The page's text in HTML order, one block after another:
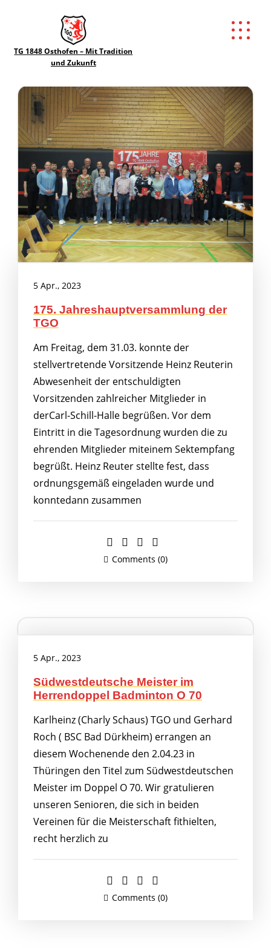
TG 1848 Osthofen – Mit Tradition
und Zukunft
Autor:
Herrmann
5 Apr., 2023
175. Jahreshauptversammlung der
TGO
Am Freitag, dem 31.03. konnte der
stellvertretende Vorsitzende Heinz Reuterin
Abwesenheit der entschuldigten
Vorsitzenden zahlreicher Mitglieder in
derCarl-Schill-Halle begrüßen. Vor dem
Eintritt in die Tagesordnung wurden die zu
ehrenden Mitglieder miteinem Sektempfang
begrüßt. Heinz Reuter stellte fest, dass
ordnungsgemäß eingeladen wurde und
konntedann zusammen
Comments (0)
5 Apr., 2023
Südwestdeutsche Meister im
Herrendoppel Badminton O 70
Karlheinz (Charly Schaus) TGO und Gerhard
Roch ( BSC Bad Dürkheim) errangen an
diesem Wochenende den 2.04.23 in
Thüringen den Titel zum Südwestdeutschen
Meister im Doppel O 70. Wir gratulieren
unseren Senioren, die sich in beiden
Vereinen für die Meisterschaft fithielten,
recht herzlich zu
Comments (0)